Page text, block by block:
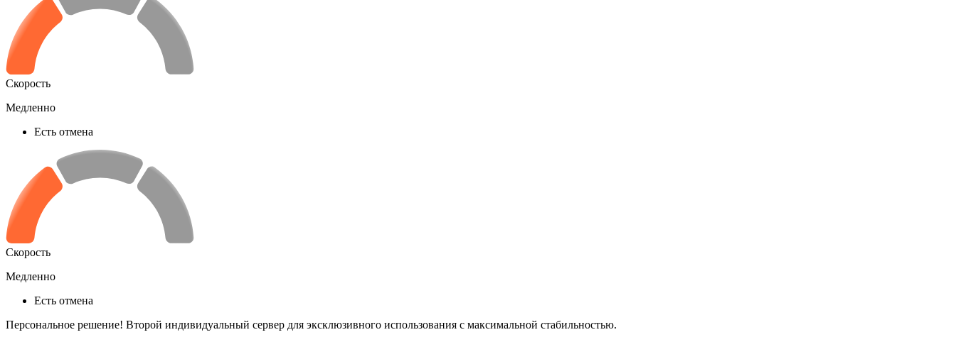
Скорость
Медленно
Есть отмена
Скорость
Медленно
Есть отмена
Персональное решение! Второй индивидуальный сервер для эксклюзивного использования с максимальной стабильностью.